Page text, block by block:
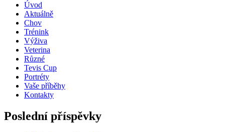
Úvod
Aktuálně
Chov
Trénink
Výživa
Veterina
Různé
Tevis Cup
Portréty
Vaše příběhy
Kontakty
Poslední příspěvky